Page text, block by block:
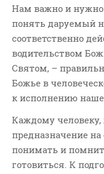
Нам важно и нужно
понять даруемый
соответственно
водительством
Святом, –
Божье в
к исполнению
Каждому
предназначение
понимать и
готовиться. К